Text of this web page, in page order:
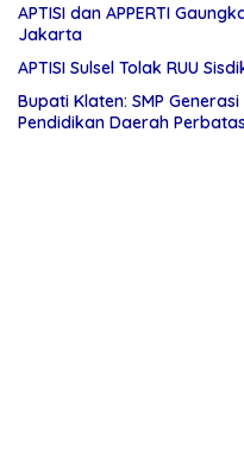
APTISI dan APPERTI
Jakarta
APTISI Sulsel Tolak RUU
Bupati Klaten: SMP
Pendidikan Daerah